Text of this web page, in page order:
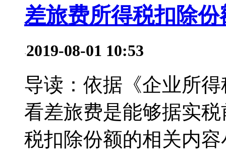
差旅费所得税扣除份
·2019-08-01 10:53
导读：依据《企业所
看差旅费是能够据实
税扣除份额的相关内容